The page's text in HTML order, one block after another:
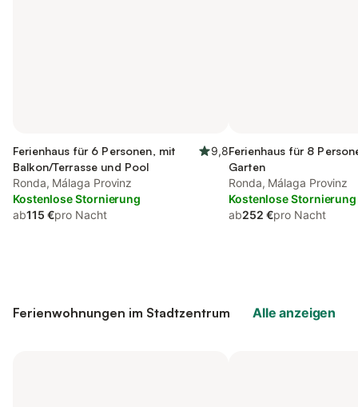
Ferienhaus für 6 Personen, mit
Balkon/Terrasse und Pool
9,8
Ronda, Málaga Provinz
Kostenlose Stornierung
ab115 €pro Nacht
Ferienhaus für 8
Garten
Ronda, Málaga Provinz
Kostenlose Stornierung
ab252 €pro Nacht
Ferienwohnungen im Stadtzentrum Alle anzeigen